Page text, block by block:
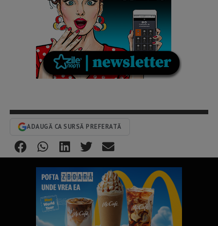
ADAUGĂ CA SURSĂ PREFERATĂ